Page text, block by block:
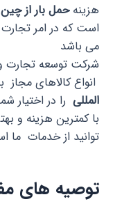
هزینهحمل بار از چین
است که در امر
می باشد
شرکت توسعه تجارت
انواع کالاهای
المللی را در اختیار
با کمترین هزینه و
توانید از خدمات ما
توصیه های